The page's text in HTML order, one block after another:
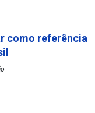
como referência